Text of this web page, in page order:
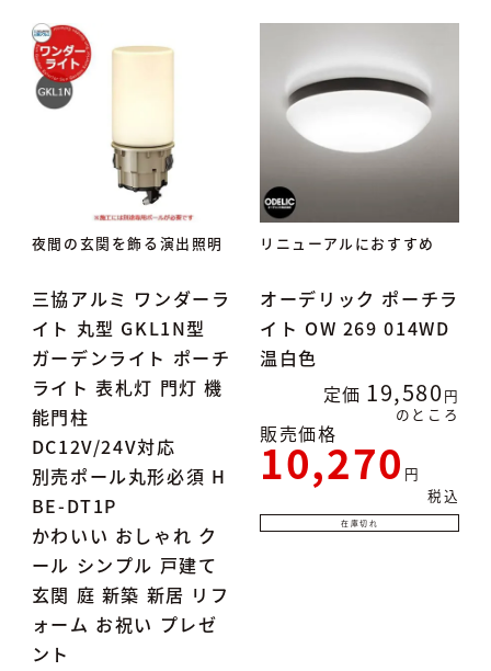
夜間の玄関を飾る演出照明
三協アルミ ワンダーラ
イト 丸型 GKL1N型
ガーデンライト ポーチ
ライト 表札灯 門灯 機
能門柱
DC12V/24V対応
別売ポール丸形必須 H
BE-DT1P
かわいい おしゃれ ク
ール シンプル 戸建て
玄関 庭 新築 新居 リフ
ォーム お祝い プレゼ
ント
リニューアルにおすすめ
オーデリック ポーチラ
イト OW 269 014WD
温白色
定価 19,580
のところ
販売価格
10,270
税込
在庫切れ